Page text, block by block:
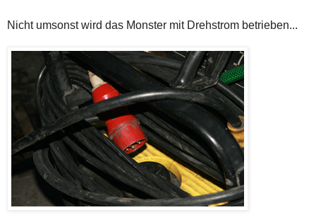
Nicht umsonst wird das Monster mit Drehstrom betrieben...